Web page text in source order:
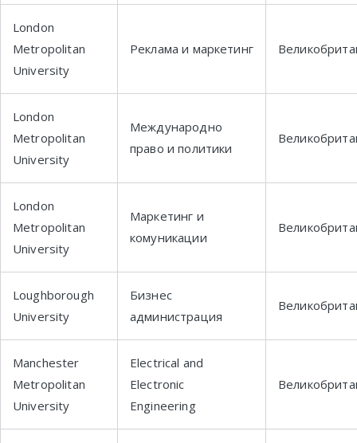
London
Metropolitan
University
Реклама и маркетинг
London
Metropolitan
University
Международно
право и политики
London
Metropolitan
University
Маркетинг и
комуникации
Loughborough
University
Бизнес
администрация
Manchester
Metropolitan
University
Electrical and
Electronic
Engineering